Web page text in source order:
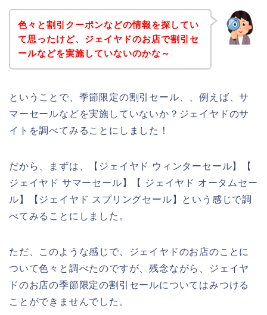
色々と割引クーポンなどの情報を探してい
て思ったけど、ジェイヤドのお店で割引セ
ールなどを実施していないのかな～
ということで、季節限定の割引セール、、例えば、サ
マーセールなどを実施していないか？ジェイヤドのサ
イトを調べてみることにしました！
だから、まずは、【ジェイヤド ウィンターセール】【
ジェイヤド サマーセール】【 ジェイヤド オータムセー
ル】【ジェイヤド スプリングセール】という感じで調
べてみることにしました。
ただ、このような感じで、ジェイヤドのお店のことに
ついて色々と調べたのですが、残念ながら、ジェイヤ
ドのお店の季節限定の割引セールについてはみつける
ことができませんでした。